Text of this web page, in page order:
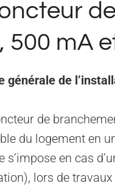
500 mA
générale de
de
du logement en
s’impose en cas
lors de